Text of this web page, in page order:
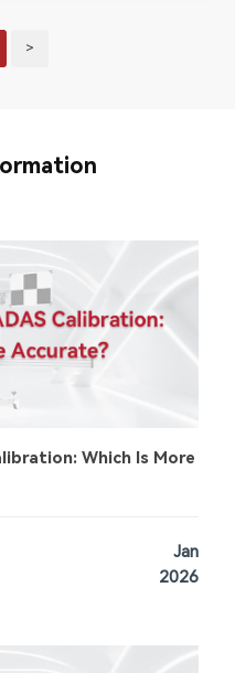
>
Which Is More
Jan
2026